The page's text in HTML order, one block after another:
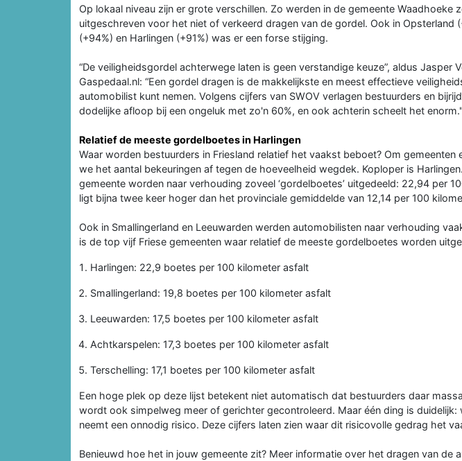
Op lokaal niveau zijn er grote verschillen. Zo werden in de gemeente Waadhoeke
uitgeschreven voor het niet of verkeerd dragen van de gordel. Ook in Opsterland
(+94%) en Harlingen (+91%) was er een forse stijging.
“De veiligheidsgordel achterwege laten is geen verstandige keuze”, aldus Jasper
Gaspedaal.nl: “Een gordel dragen is de makkelijkste en meest effectieve
automobilist kunt nemen. Volgens cijfers van SWOV verlagen bestuurders en
dodelijke afloop bij een ongeluk met zo'n 60%, en ook achterin scheelt het enorm."
Relatief de meeste gordelboetes in Harlingen
Waar worden bestuurders in Friesland relatief het vaakst beboet? Om gemeenten
we het aantal bekeuringen af tegen de hoeveelheid wegdek. Koploper is
gemeente worden naar verhouding zoveel ‘gordelboetes’ uitgedeeld: 22,94 per
ligt bijna twee keer hoger dan het provinciale gemiddelde van 12,14 per 100
Ook in Smallingerland en Leeuwarden werden automobilisten naar verhouding
is de top vijf Friese gemeenten waar relatief de meeste gordelboetes worden
Harlingen: 22,9 boetes per 100 kilometer asfalt
Smallingerland: 19,8 boetes per 100 kilometer asfalt
Leeuwarden: 17,5 boetes per 100 kilometer asfalt
Achtkarspelen: 17,3 boetes per 100 kilometer asfalt
Terschelling: 17,1 boetes per 100 kilometer asfalt
Een hoge plek op deze lijst betekent niet automatisch dat bestuurders daar
wordt ook simpelweg meer of gerichter gecontroleerd. Maar één ding is duidelijk:
neemt een onnodig risico. Deze cijfers laten zien waar dit risicovolle gedrag het
Benieuwd hoe het in jouw gemeente zit? Meer informatie over het dragen van de